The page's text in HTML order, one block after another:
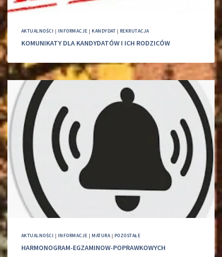
AKTUALNOŚCI | INFORMACJE |KANDYDAT | REKRUTACJA
KOMUNIKATY DLA KANDYDATÓW I ICH RODZICÓW
AKTUALNOŚCI | INFORMACJE |MATURA| POZOSTAŁE
HARMONOGRAM-EGZAMINOW-POPRAWKOWYCH